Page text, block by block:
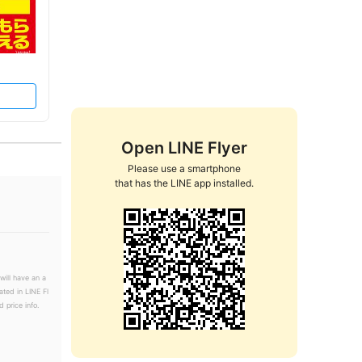
Open LINE Flyer
Please use a smartphone
that has the LINE app installed.
have an a
in LINE Fl
price info.